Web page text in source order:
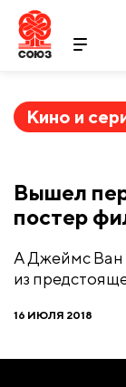
Кино и
Вышел
постер
А Джеймс Ван
из
16 ИЮЛЯ 2018